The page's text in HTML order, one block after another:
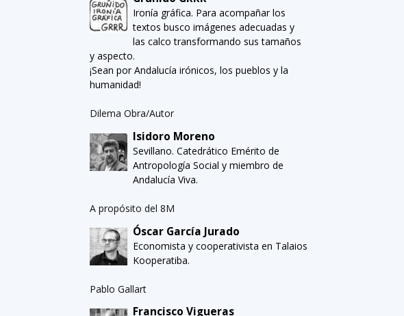
Ironía gráfica. Para acompañar los
textos busco imágenes adecuadas y
las calco transformando sus tamaños
y aspecto.
¡Sean por Andalucía irónicos, los pueblos y la
humanidad!
Dilema Obra/Autor
Isidoro Moreno
Sevillano. Catedrático Emérito de
Antropología Social y miembro de
Andalucía Viva.
A propósito del 8M
Óscar García Jurado
Economista y cooperativista en Talaios
Kooperatiba.
Pablo Gallart
Francisco Vigueras